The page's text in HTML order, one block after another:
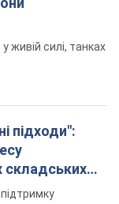
живій силі, танках
підходи":
складських